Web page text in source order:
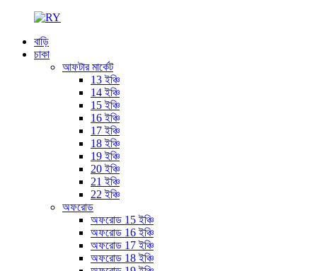
বাড়ি
চাকা
আফটার মার্কেট
13 ইঞ্চি
14 ইঞ্চি
15 ইঞ্চি
16 ইঞ্চি
17 ইঞ্চি
18 ইঞ্চি
19 ইঞ্চি
20 ইঞ্চি
21 ইঞ্চি
22 ইঞ্চি
অফরোড
অফরোড 15 ইঞ্চি
অফরোড 16 ইঞ্চি
অফরোড 17 ইঞ্চি
অফরোড 18 ইঞ্চি